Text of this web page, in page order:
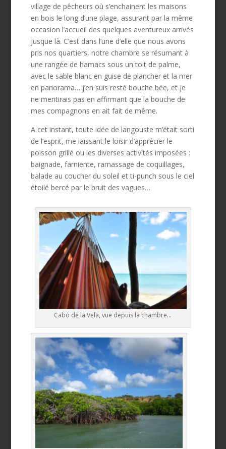
village de pêcheurs où s’enchainent les maisons
en bois le long d’une plage, assurant par la même
occasion l’accueil des quelques aventureux arrivés
jusque là. C’est dans l’une d’elle que nous avons
pris nos quartiers, notre chambre se résumant à
une rangée de hamacs sous un toit de palme,
avec le sable blanc en guise de plancher et la mer
en panorama… j’en suis resté bouche bée, et je
ne mentirais pas en affirmant que la bouche de
mes compagnons en ait fait de même.
A cet instant, toute idée de langouste m’était sorti
de l’esprit, me laissant le loisir d’apprécier le
poisson grillé ou les diverses activités imposées :
baignade, farniente, ramassage de coquillages,
balade au coucher du soleil et ti-punch sous le ciel
étoilé bercé par le bruit des vagues…
Cabo de la Vela, vue depuis la chambre…